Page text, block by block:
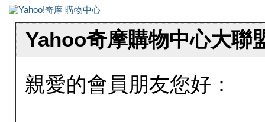
Yahoo奇摩購物中心大聯
親愛的會員朋友您好：